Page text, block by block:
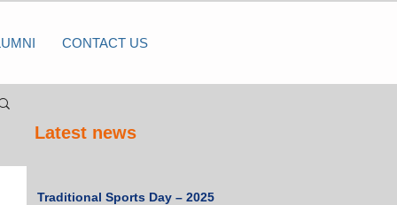
CONTACT US
Latest news
Traditional Sports Day – 2025